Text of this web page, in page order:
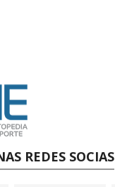
REDES SOCIAS